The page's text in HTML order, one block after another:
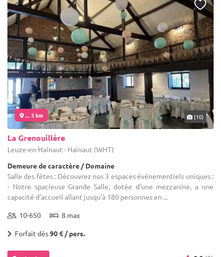
... 3 km (10)
La Grenouillère
Leuze-en-Hainaut - Hainaut (WHT)
Demeure de caractère / Domaine
Salle des fêtes : Découvrez nos 3 espaces événementiels uniques :
- Notre spacieuse Grande Salle, dotée d'une mezzanine, a une
capacité d'accueil allant jusqu'à 180 personnes en ...
10-650 8 max
Forfait dès90 € / pers.